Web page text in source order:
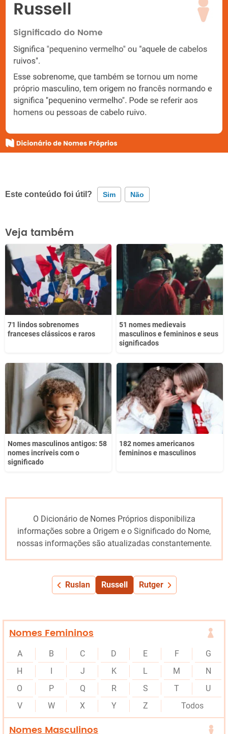
Este conteúdo foi útil? Sim Não
Este conteúdo contém informação incorreta
Este conteúdo não tem a informação que procuro
Outro
Veja também
71 lindos sobrenomes
franceses clássicos e raros
51 nomes medievais
masculinos e femininos e seus
significados
Nomes masculinos antigos: 58
nomes incríveis com o
significado
182 nomes americanos
femininos e masculinos
O Dicionário de Nomes Próprios disponibiliza
informações sobre a Origem e o Significado do Nome,
nossas informações são atualizadas constantemente.
Ruslan Russell Rutger
Nomes Femininos
A B C D E F
G
H
J K L M
N
O
P Q R S T
U
V
W X Y Z Todos
Nomes Masculinos